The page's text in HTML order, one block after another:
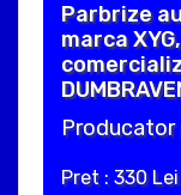
Parbrize
marca
Producator
Pret : 330 Lei